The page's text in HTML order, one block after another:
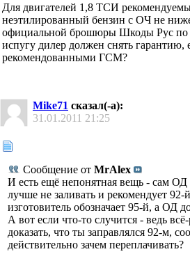
Для двигателей 1,8 ТСИ
неэтилированный бензин с ОЧ не
официальной брошюры Шкоды Рус по
испугу дилер должен снять гарантию,
рекомендованными ГСМ?
Mike71 сказал(-а):
31.01.2011 21:25
Сообщение от MrAlex
И есть ещё непонятная вещь - сам ОД
лучше не заливать и рекомендует
изготовитель обозначает 95-й, а ОД
А вот если что-то случится - ведь
доказать, что ты заправлялся 92-м,
действительно зачем переплачивать?